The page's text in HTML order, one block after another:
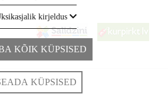
kirjeldus
KÕIK KÜPSISED
KÜPSISED